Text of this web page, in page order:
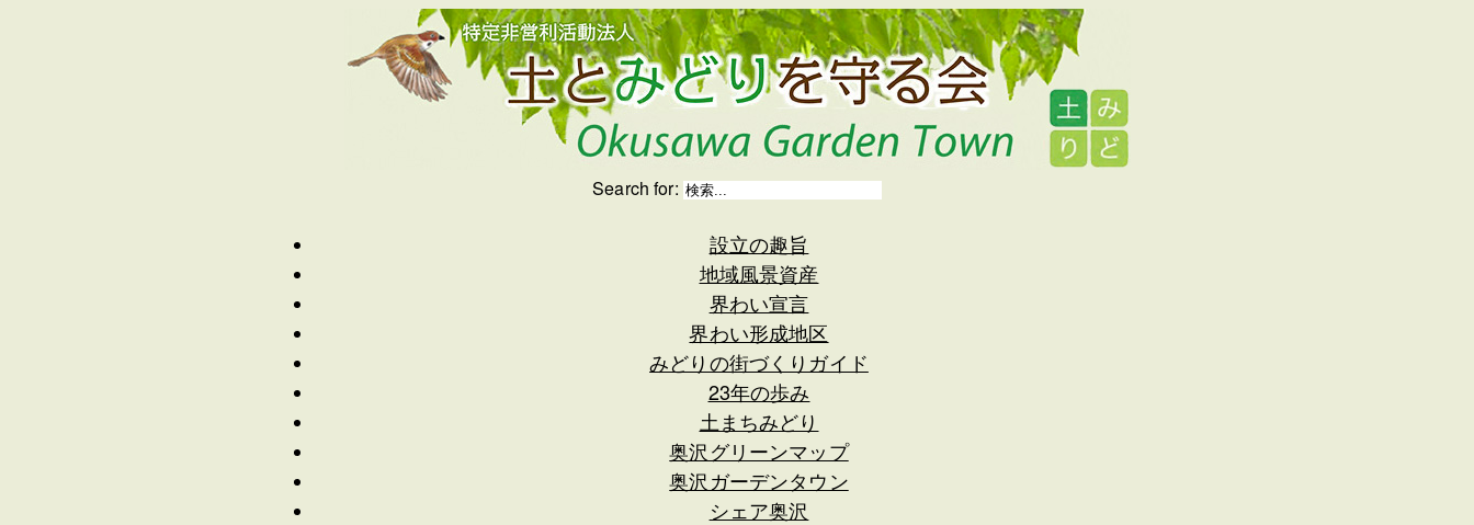
Search for:
設立の趣旨
地域風景資産
界わい宣言
界わい形成地区
みどりの街づくりガイド
23年の歩み
土まちみどり
奥沢グリーンマップ
奥沢ガーデンタウン
シェア奥沢